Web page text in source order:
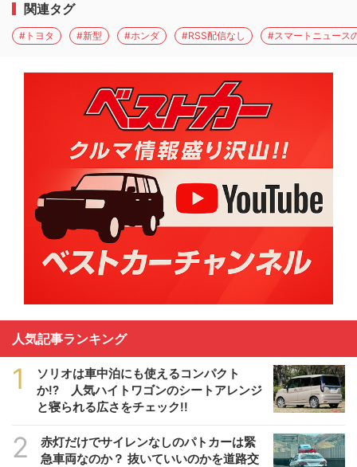
関連タグ
#トヨタ #新型 #ホンダ #RSS配信なし #スマートニュース
人気記事ランキング
1
ソリオは車中泊にも使えるコンパクト
か!? 人気ハイトワゴンのシートアレンジ
と寝られる広さをチェック!!
2
赤灯だけでサイレンなしのパトカーは緊
急車両なのか？ 抜いていいのかを道路交